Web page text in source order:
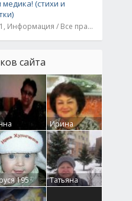
(стихи и
19.06.21, Информация / Все праздники
сайта
0
Ирина
Бруцкая41
195
Татьяна
Крючкова0